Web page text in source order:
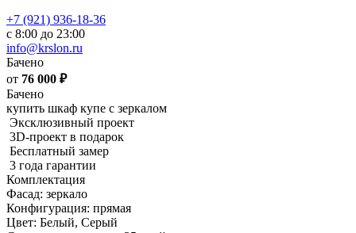
+7 (921) 936-18-36
с 8:00 до 23:00
info@krslon.ru
Бачено
от 76 000 ₽
Бачено
купить шкаф купе с зеркалом
Эксклюзивный проект
3D-проект в подарок
Бесплатный замер
3 года гарантии
Комплектация
Фасад: зеркало
Конфигурация: прямая
Цвет: Белый, Серый